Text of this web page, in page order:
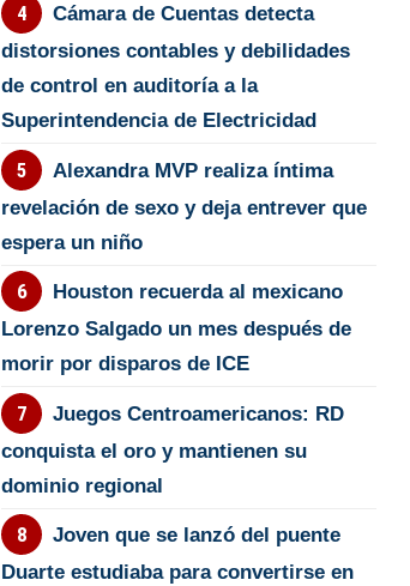
Cámara de Cuentas detecta
distorsiones contables y debilidades
de control en auditoría a la
Superintendencia de Electricidad
Alexandra MVP realiza íntima
revelación de sexo y deja entrever que
espera un niño
Houston recuerda al mexicano
Lorenzo Salgado un mes después de
morir por disparos de ICE
Juegos Centroamericanos: RD
conquista el oro y mantienen su
dominio regional
Joven que se lanzó del puente
Duarte estudiaba para convertirse en